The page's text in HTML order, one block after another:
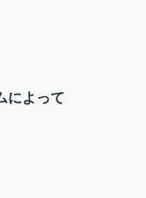
によって